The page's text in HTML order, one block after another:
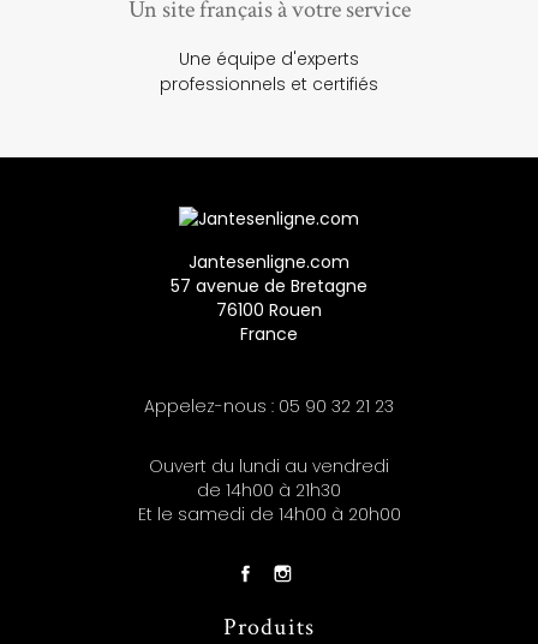
Un site français à votre service
Une équipe d'experts
professionnels et certifiés
Jantesenligne.com
57 avenue de Bretagne
76100 Rouen
France
Appelez-nous : 05 90 32 21 23
Ouvert du lundi au vendredi
de 14h00 à 21h30
Et le samedi de 14h00 à 20h00
Produits